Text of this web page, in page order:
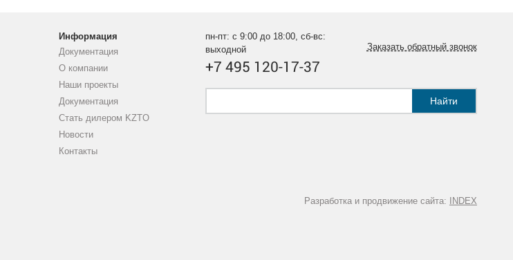
Информация
Документация
О компании
Наши проекты
Документация
Стать дилером KZTO
Новости
Контакты
пн-пт: с 9:00 до 18:00, сб-вс:
выходной
+7 495 120-17-37
Заказать обратный звонок
Найти
Разработка и продвижение сайта: INDEX